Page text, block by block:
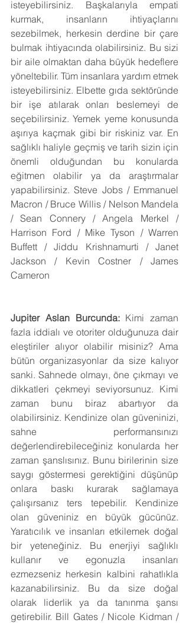
isteyebilirsiniz. Başkalarıyla empati
kurmak, insanların ihtiyaçlarını
sezebilmek, herkesin derdine bir çare
bulmak ihtiyacında olabilirsiniz. Bu sizi
bir aile olmaktan daha büyük hedeflere
yöneltebilir. Tüm insanlara yardım etmek
isteyebilirsiniz. Elbette gıda sektöründe
bir işe atılarak onları beslemeyi de
seçebilirsiniz. Yemek yeme konusunda
aşırıya kaçmak gibi bir riskiniz var. En
sağlıklı haliyle geçmiş ve tarih sizin için
önemli olduğundan bu konularda
eğitmen olabilir ya da araştırmalar
yapabilirsiniz. Steve Jobs / Emmanuel
Macron / Bruce Willis / Nelson Mandela
/ Sean Connery / Angela Merkel /
Harrison Ford / Mike Tyson / Warren
Buffett / Jiddu Krishnamurti / Janet
Jackson / Kevin Costner / James
Cameron
Jupiter Aslan Burcunda: Kimi zaman
fazla iddialı ve otoriter olduğunuza dair
eleştiriler alıyor olabilir misiniz? Ama
bütün organizasyonlar da size kalıyor
sanki. Sahnede olmayı, öne çıkmayı ve
dikkatleri çekmeyi seviyorsunuz. Kimi
zaman bunu biraz abartıyor da
olabilirsiniz. Kendinize olan güveninizi,
sahne performansınızı
değerlendirebileceğiniz konularda her
zaman şanslısınız. Bunu birilerinin size
saygı göstermesi gerektiğini düşünüp
onlara baskı kurarak sağlamaya
çalışırsanız ters tepebilir. Kendinize
olan güveniniz en büyük gücünüz.
Yaratıcılık ve insanları etkilemek doğal
bir yeteneğiniz. Bu enerjiyi sağlıklı
kullanır ve egonuzla insanları
ezmezseniz herkesin kalbini rahatlıkla
kazanabilirsiniz. Bu da size doğal
olarak liderlik ya da tanınma şansı
getirebilir. Bill Gates / Nicole Kidman /